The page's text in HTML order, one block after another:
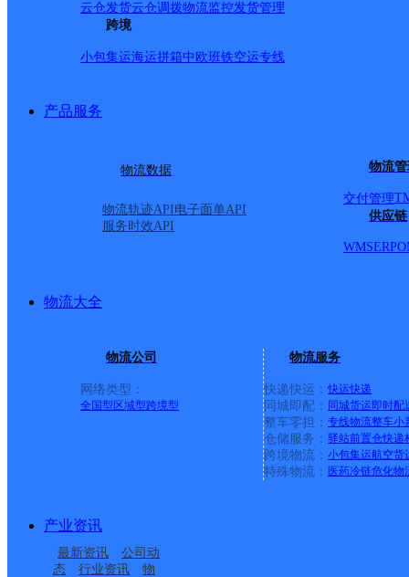
云仓发货云仓调拨物流监控发货管理
跨境
小包集运海运拼箱中欧班铁空运专线
产品服务
物流数据
物流轨迹API电子面单API
服务时效API
物流
交付管理
供应链
WMSERP
物流大全
物流公司
网络类型：
全国型 区域型跨境型
物流服务
快递快运： 快运快递
同城即配： 同城货运即时配
整车零担： 专线物流整车小
仓储服务： 驿站前置仓快递
跨境物流： 小包集运航空货
特殊物流： 医药冷链危化物
产业资讯
最新资讯
公司动
态
行业资讯
物
安徽凤阳公司